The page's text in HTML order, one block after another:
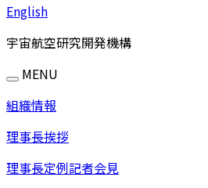
English
宇宙航空研究開発機構
MENU
組織情報
理事長挨拶
理事長定例記者会見